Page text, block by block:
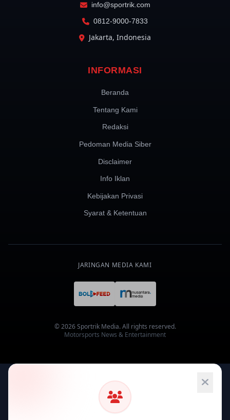
info@sportrik.com
0812-9000-7833
Jakarta, Indonesia
INFORMASI
Beranda
Tentang Kami
Redaksi
Pedoman Media Siber
Disclaimer
Info Iklan
Kebijakan Privasi
Syarat & Ketentuan
JARINGAN MEDIA KAMI
© 2026 Sportrik Media. All rights reserved.
Motorsports News & Entertainment